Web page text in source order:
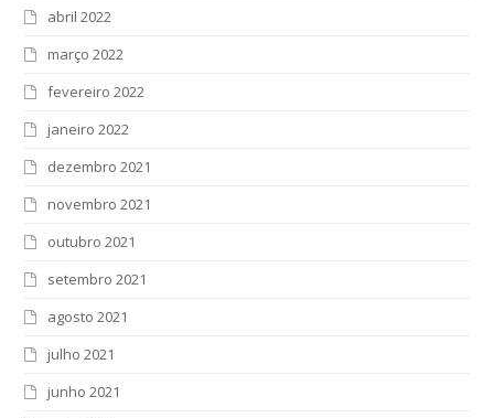
abril 2022
março 2022
fevereiro 2022
janeiro 2022
dezembro 2021
novembro 2021
outubro 2021
setembro 2021
agosto 2021
julho 2021
junho 2021